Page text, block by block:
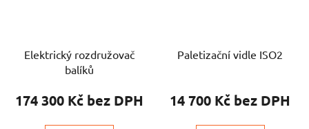
Elektrický rozdružovač
balíků
174 300 Kč
Paletizační vidle ISO2
14 700 Kč